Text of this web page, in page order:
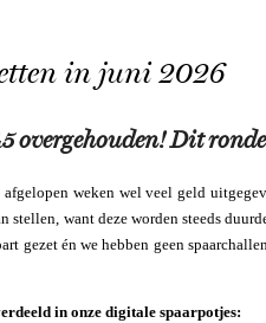
in juni 2026
overgehouden! Dit
weken wel veel geld
want deze worden steeds
gezet én we hebben geen
in onze digitale spaarpotjes: